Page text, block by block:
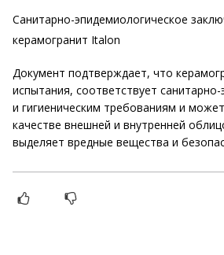
Санитарно-эпидемиологическое
керамогранит Italon
Документ подтверждает, что
испытания, соответствует
и гигиеническим требованиям и
качестве внешней и внутренней
выделяет вредные вещества и